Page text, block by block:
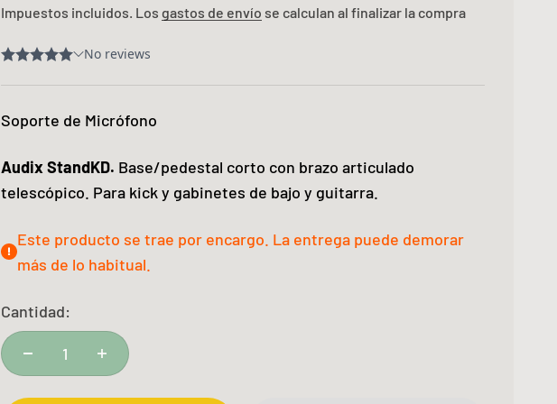
Impuestos incluidos. Los gastos de envío se calculan al finalizar la compra
Soporte de Micrófono
Audix StandKD. Base/pedestal corto con brazo articulado
telescópico. Para kick y gabinetes de bajo y guitarra.
Este producto se trae por encargo. La entrega puede demorar
más de lo habitual.
Cantidad: